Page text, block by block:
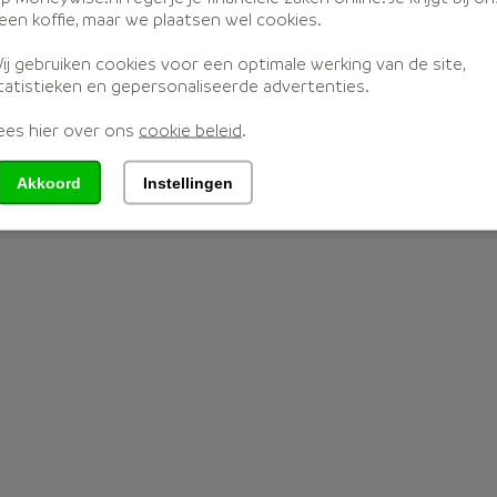
2a, 3897 AD, Zeewolde| KvKnr:71981322| WFT verg.nr.:
koffie, maar we plaatsen wel cookies.
gebruiken cookies voor een optimale werking van de site,
en gepersonaliseerde advertenties.
hier over ons cookie beleid.
Akkoord Instellingen